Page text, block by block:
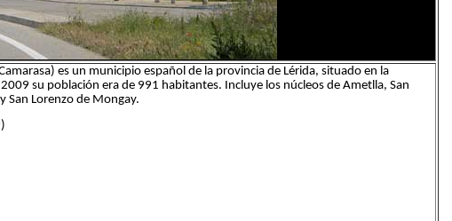
es un municipio español de la provincia de Lérida, situado en la
su población era de 991 habitantes. Incluye los núcleos de Ametlla, San
San Lorenzo de Mongay.